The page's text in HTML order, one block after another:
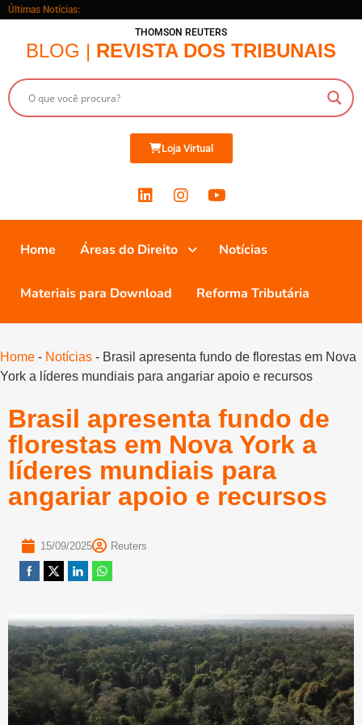
Últimas Notícias:
THOMSON REUTERS
BLOG | REVISTA DOS TRIBUNAIS
Loja Virtual
Home Áreas do Direito Notícias
Materiais para Download Reforma Tributária
Home - Notícias - Brasil apresenta fundo de florestas em Nova
York a líderes mundiais para angariar apoio e recursos
Brasil apresenta fundo de
florestas em Nova York a
líderes mundiais para
angariar apoio e recursos
15/09/2025 Reuters